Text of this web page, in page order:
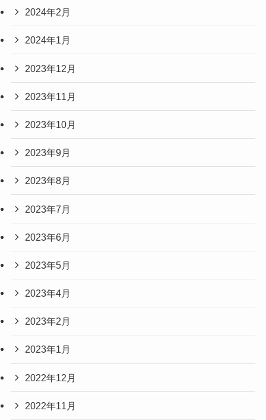
2024年2月
2024年1月
2023年12月
2023年11月
2023年10月
2023年9月
2023年8月
2023年7月
2023年6月
2023年5月
2023年4月
2023年2月
2023年1月
2022年12月
2022年11月